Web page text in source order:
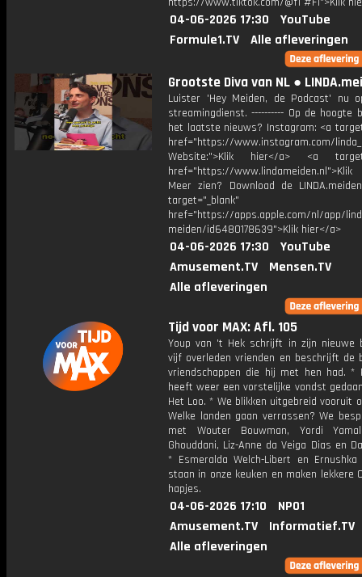
04-06-2026 17:30
YouTube
Formule1.TV
Alle afleveringen
Grootste Diva van NL ●
Luister 'Hey Meiden, de Podcast' nu
streamingdienst. ---------- Op de hoogte
het laatste nieuws? Instagram: <a
href="https://www.instagram.com/
Website:">Klik hier</a> <a
href="https://
Meer zien? Download de
target="_blank"
href="https://apps.apple.com/nl/app/
meiden/id6480178639">Klik hier</a>
04-06-2026 17:30
YouTube
Amusement.TV
Mensen.TV
Alle afleveringen
Tijd voor MAX: Afl. 105
Youp van 't Hek schrijft in zijn nieuwe
vijf overleden vrienden en beschrijft de
vriendschappen die hij met hen had. *
heeft weer een vorstelijke vondst
Het Loo. * We blikken uitgebreid vooruit
Welke landen gaan verrassen? We
met Wouter Bouwman, Yordi
Ghouddani, Liz-Anne da Veiga Dias en
* Esmeralda Welch-Libert en Ernushka
staan in onze keuken en maken lekkere
hapjes.
04-06-2026 17:10
NPO1
Amusement.TV
Informatief.TV
Alle afleveringen